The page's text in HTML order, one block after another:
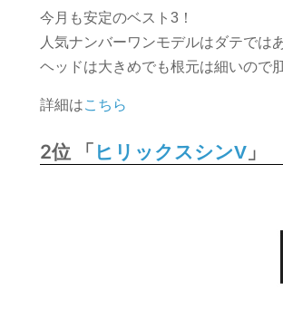
今月も安定のベスト3！
人気ナンバーワンモデルはダテでは
ヘッドは大きめでも根元は細いので
詳細はこちら
2位 「 ヒリックスシンV 」